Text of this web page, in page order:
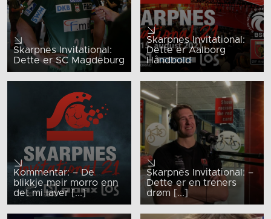
Skarpnes Invitational:
Dette er SC Magdeburg
Skarpnes Invitational:
Dette er Aalborg
Håndbold
Kommentar: – De
blikkje meir morro enn
det mi laver [...]
Skarpnes Invitational: –
Dette er en treners
drøm [...]